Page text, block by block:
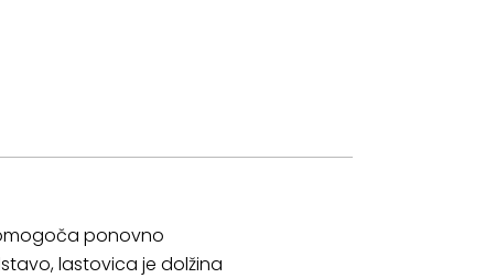
ponovno
lastovica je dolžina